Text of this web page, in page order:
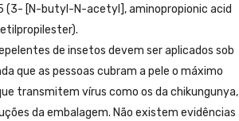
(3- [N-butyl-N-acetyl], aminopropionic acid
de insetos devem ser aplicados sob
que as pessoas cubram a pele o máximo
transmitem vírus como os da chikungunya,
da embalagem. Não existem evidências